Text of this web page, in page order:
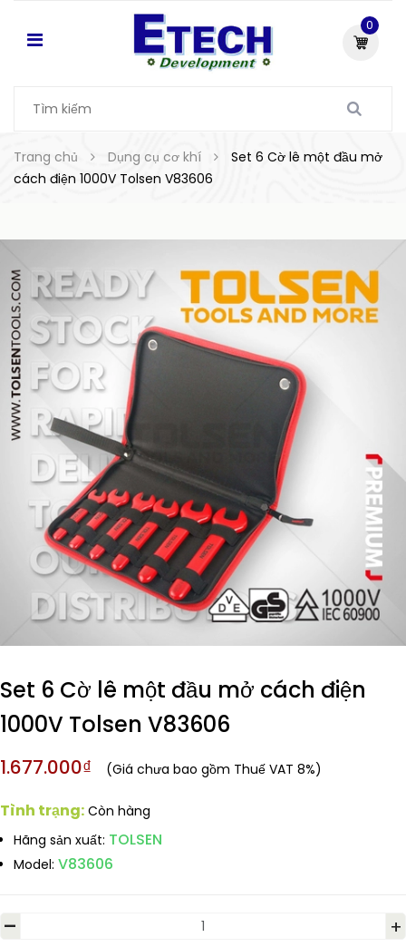
0
Trang chủ Dụng cụ cơ khí
Set 6 Cờ lê một đầu mở
cách điện 1000V Tolsen V83606
Set 6 Cờ lê một đầu mở cách điện
1000V Tolsen V83606
1.677.000₫ (Giá chưa bao gồm Thuế VAT 8%)
Tình trạng: Còn hàng
Hãng sản xuất: TOLSEN
Model: V83606
- +